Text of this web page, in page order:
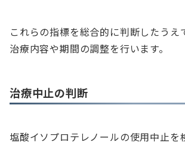
これらの指標を総合的に判断したうえ
治療内容や期間の調整を行います。
治療中止の判断
塩酸イソプロテレノールの使用中止を